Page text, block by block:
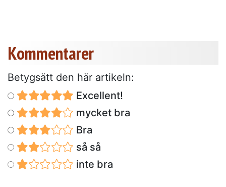
Kommentarer
Betygsätt den här artikeln:
Excellent!
mycket bra
Bra
så så
inte bra